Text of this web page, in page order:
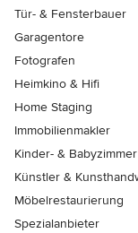
Tür- & Fensterbauer
Garagentore
Fotografen
Heimkino & Hifi
Home Staging
Immobilienmakler
Kinder- & Babyzimmer
Künstler &
Möbelrestaurierung
Spezialanbieter